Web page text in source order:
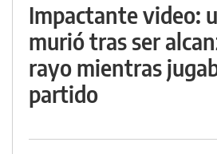
Impactante video:
murió tras ser
rayo mientras
partido